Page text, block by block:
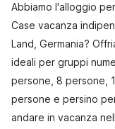
Abbiamo l'alloggio
Case vacanza
Land, Germania?
ideali per gruppi
persone, 8 persone,
persone e persino
andare in vacanza